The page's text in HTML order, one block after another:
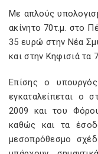
Με απλούς
ακίνητο 70τ.μ. στο
35 ευρώ στην Νέα
και στην Κηφισιά τα
Επίσης ο
εγκαταλείπεται ο
2009 και του
καθώς και τα
μεσοπρόθεσμο